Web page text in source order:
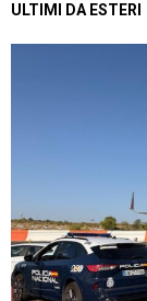
ULTIMI DA ESTERI